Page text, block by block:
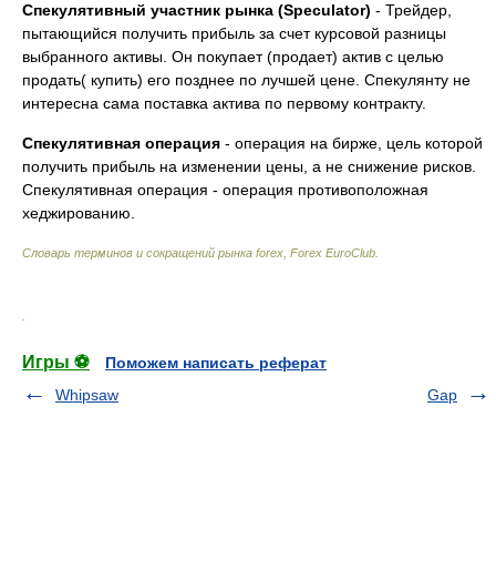
Спекулятивный участник рынка (Speculator) - Трейдер,
пытающийся получить прибыль за счет курсовой разницы
выбранного активы. Он покупает (продает) актив с целью
продать( купить) его позднее по лучшей цене. Спекулянту не
интересна сама поставка актива по первому контракту.
Cпекулятивная операция - операция на бирже, цель которой
получить прибыль на изменении цены, а не снижение рисков.
Спекулятивная операция - операция противоположная
хеджированию.
Словарь терминов и сокращений рынка forex, Forex EuroClub
Игры ⚽
Поможем написать реферат
Whipsaw
Gap